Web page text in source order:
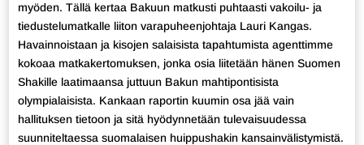
myöden. Tällä kertaa Bakuun matkusti puhtaasti vakoilu- ja
tiedustelumatkalle liiton varapuheenjohtaja Lauri Kangas.
Havainnoistaan ja kisojen salaisista tapahtumista agenttimme
kokoaa matkakertomuksen, jonka osia liitetään hänen Suomen
Shakille laatimaansa juttuun Bakun mahtipontisista
olympialaisista. Kankaan raportin kuumin osa jää vain
hallituksen tietoon ja sitä hyödynnetään tulevaisuudessa
suunniteltaessa suomalaisen huippushakin kansainvälistymistä.